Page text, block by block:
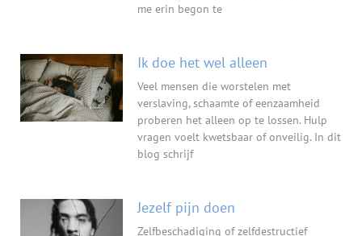
me erin begon te
Ik doe het wel alleen
Veel mensen die worstelen met
verslaving, schaamte of eenzaamheid
proberen het alleen op te lossen. Hulp
vragen voelt kwetsbaar of onveilig. In dit
blog schrijf
Jezelf pijn doen
Zelfbeschadiging of zelfdestructief